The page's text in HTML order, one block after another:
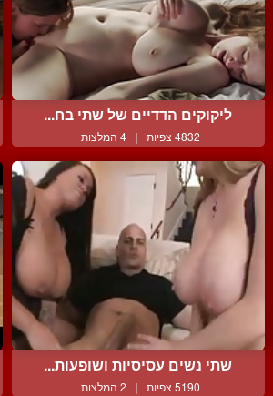
ליקוקים הדדיים של שתי בח...
4832 צפיות | 4 המלצות
שתי נשים עסיסיות ושופעות...
5190 צפיות | 2 המלצות